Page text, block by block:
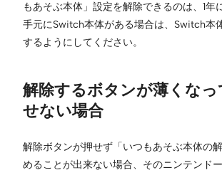
もあそぶ本体」設定を解除できるのは、1年
手元にSwitch本体がある場合は、Switch本
するようにしてください。
解除するボタンが薄くな
せない場合
解除ボタンが押せず「いつもあそぶ本体の
めることが出来ない場合、そのニンテンド